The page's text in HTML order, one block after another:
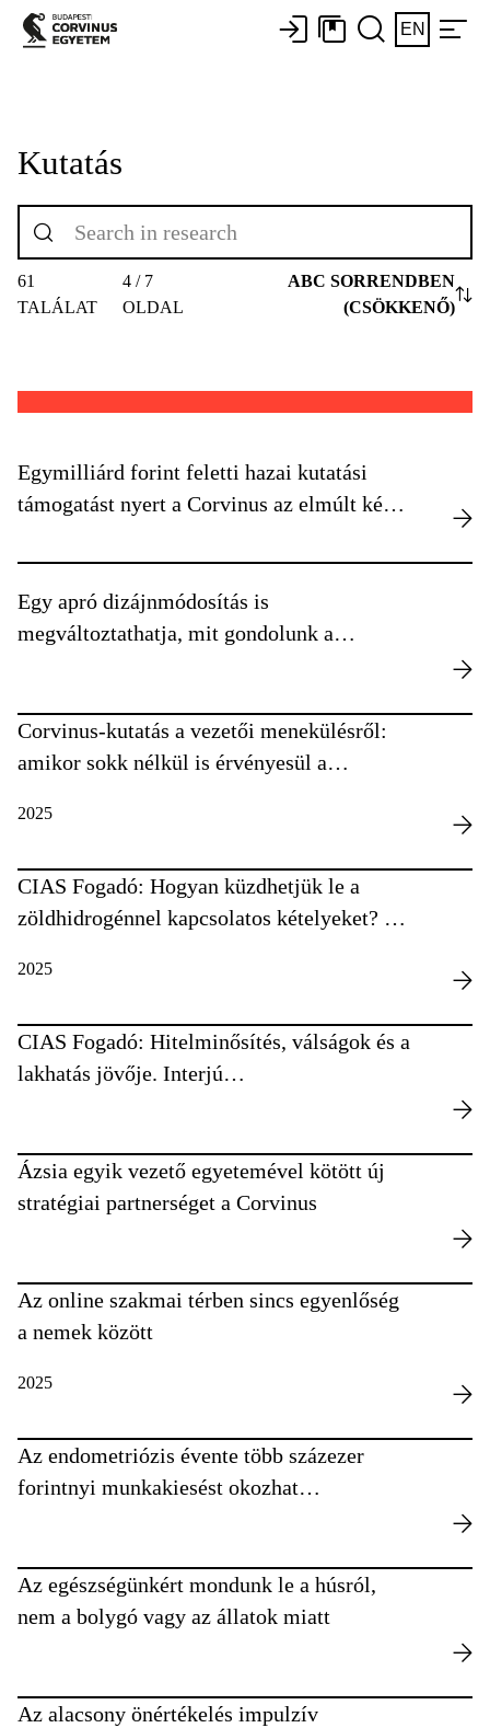
EN
Kutatás
61
TALÁLAT
4 / 7
OLDAL
ABC SORRENDBEN
(CSÖKKENŐ)
Egymilliárd forint feletti hazai kutatási
támogatást nyert a Corvinus az elmúlt két
Egy apró dizájnmódosítás is
megváltoztathatja, mit gondolunk a
Corvinus-kutatás a vezetői menekülésről:
amikor sokk nélkül is érvényesül a
2025
CIAS Fogadó: Hogyan küzdhetjük le a
zöldhidrogénnel kapcsolatos kételyeket? –
2025
CIAS Fogadó: Hitelminősítés, válságok és a
lakhatás jövője. Interjú
Ázsia egyik vezető egyetemével kötött új
stratégiai partnerséget a Corvinus
Az online szakmai térben sincs egyenlőség
a nemek között
2025
Az endometriózis évente több százezer
forintnyi munkakiesést okozhat
Az egészségünkért mondunk le a húsról,
nem a bolygó vagy az állatok miatt
Az alacsony önértékelés impulzív